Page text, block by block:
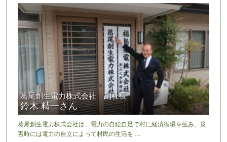
葛尾創生電力株式会社 副社長
鈴木 精一さん
葛尾創生電力株式会社は、電力の自給自足で村に経済循環を生み、災
害時には電力の自立によって村民の生活を …